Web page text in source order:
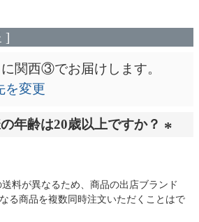
]
に関西③でお届けします。
を変更
年齢は20歳以上ですか？
須
)
料が異なるため、商品の出店ブランド
る商品を複数同時注文いただくことはで